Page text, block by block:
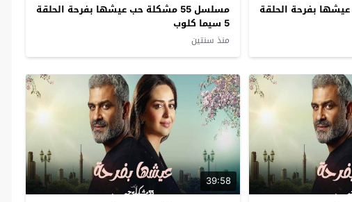
حب عيشها بفرحة الحلقة
مسلسل 55 مشكلة حب عيشها بفرحة الحلقة
5 سيما كلوب
منذ سنتين
39:58